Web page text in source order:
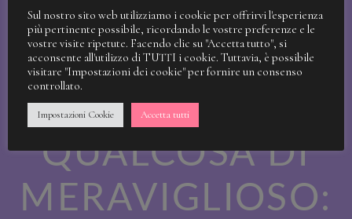
SPORCIZIA!
STIAMO
LAVORANDO A
QUALCOSA DI
MERAVIGLIOSO:
Sul nostro sito web utilizziamo i cookie per offrirvi l'esperienza
più pertinente possibile, ricordando le vostre preferenze e le
vostre visite ripetute. Facendo clic su "Accetta tutto", si
acconsente all'utilizzo di TUTTI i cookie. Tuttavia, è possibile
visitare "Impostazioni dei cookie" per fornire un consenso
controllato.
Impostazioni Cookie Accetta tutti